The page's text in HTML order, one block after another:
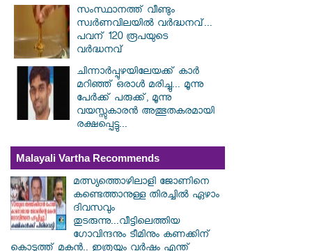
സംസ്ഥാനത്ത് വീണ്ടും
സ്വർണവിലയിൽ വർദ്ധനവ്...
പവന് 120 രൂപയുടെ
വർദ്ധനവ്
ചിന്നാർപ്പുഴയിലേയക്ക് കാർ
മറിഞ്ഞ് ഒരാൾ മരിച്ചു... മൂന്നു
പേർക്ക് പരുക്ക്, മൂന്നു
വയസ്സുകാരൻ അത്ഭുതകരമായി
രക്ഷപ്പെട്ടു...
Malayali Vartha Recommends
മത്സ്യത്തൊഴിലാളി ജോണിനെ
കണ്ടെത്താനുള്ള തിരച്ചിൽ ഏഴാം
ദിവസവും
തുടരുന്നു...വീട്ടിലെത്തിയ
ഗോവിന്ദനും ടീമിനും കണക്കിന്